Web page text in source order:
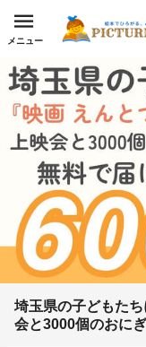
メニュー
埼玉県の子どもた
会と3000個のおに